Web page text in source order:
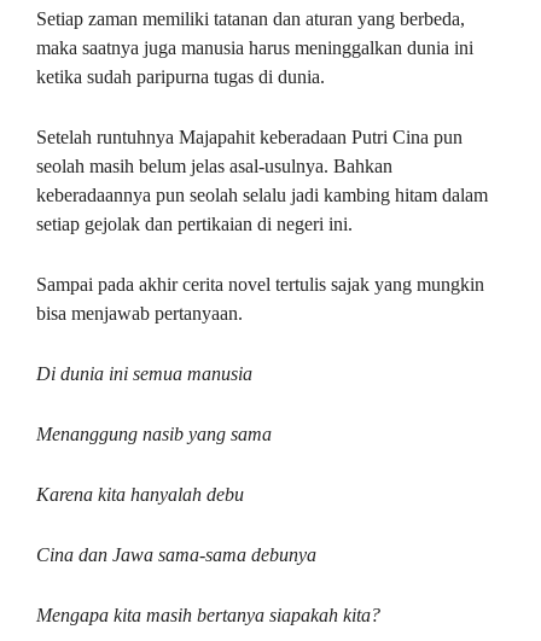
Setiap zaman memiliki tatanan dan aturan yang berbeda,
maka saatnya juga manusia harus meninggalkan dunia ini
ketika sudah paripurna tugas di dunia.
Setelah runtuhnya Majapahit keberadaan Putri Cina pun
seolah masih belum jelas asal-usulnya. Bahkan
keberadaannya pun seolah selalu jadi kambing hitam dalam
setiap gejolak dan pertikaian di negeri ini.
Sampai pada akhir cerita novel tertulis sajak yang mungkin
bisa menjawab pertanyaan.
Di dunia ini semua manusia
Menanggung nasib yang sama
Karena kita hanyalah debu
Cina dan Jawa sama-sama debunya
Mengapa kita masih bertanya siapakah kita?